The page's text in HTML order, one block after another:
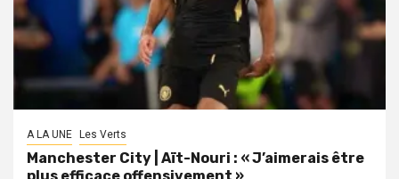
A LA UNE Les Verts
Manchester City | Aït-Nouri : « J’aimerais être